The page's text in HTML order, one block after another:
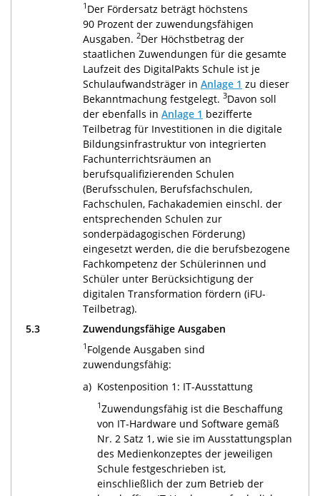
1 Der Fördersatz beträgt höchstens
90 Prozent der zuwendungsfähigen
Ausgaben. 2Der Höchstbetrag der
staatlichen Zuwendungen für die gesamte
Laufzeit des DigitalPakts Schule ist je
Schulaufwandsträger in Anlage 1 zu dieser
Bekanntmachung festgelegt. 3Davon soll
der ebenfalls in Anlage 1 bezifferte
Teilbetrag für Investitionen in die digitale
Bildungsinfrastruktur von integrierten
Fachunterrichtsräumen an
berufsqualifizierenden Schulen
(Berufsschulen, Berufsfachschulen,
Fachschulen, Fachakademien einschl. der
entsprechenden Schulen zur
sonderpädagogischen Förderung)
eingesetzt werden, die die berufsbezogene
Fachkompetenz der Schülerinnen und
Schüler unter Berücksichtigung der
digitalen Transformation fördern (iFU-
Teilbetrag).
5.3
Zuwendungsfähige Ausgaben
1 Folgende Ausgaben sind
zuwendungsfähig:
a) Kostenposition 1: IT-Ausstattung
1Zuwendungsfähig ist die Beschaffung
von IT-Hardware und Software gemäß
Nr. 2 Satz 1, wie sie im Ausstattungsplan
des Medienkonzeptes der jeweiligen
Schule festgeschrieben ist,
einschließlich der zum Betrieb der